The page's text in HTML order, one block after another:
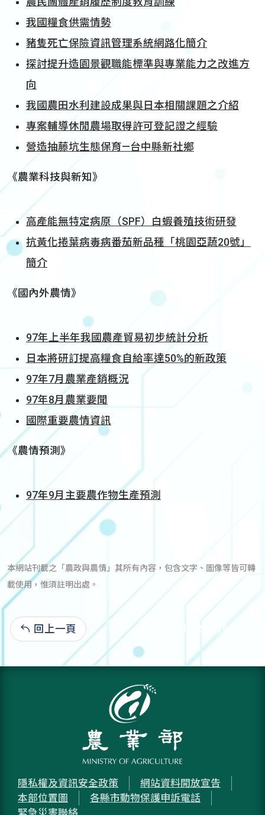
我國糧食供需情勢
豬隻死亡保險資訊管理系統網路化簡介
探討提升造園景觀職能標準與專業能力之改進方
向
我國農田水利建設成果與日本相關課題之介紹
專案輔導休閒農場取得許可登記證之經驗
營造抽藤坑生態保育—台中縣新社鄉
《農業科技與新知》
高產能無特定病原（SPF）白蝦養殖技術研發
抗黃化捲葉病毒病番茄新品種「桃園亞蔬20號」
簡介
《國內外農情》
97年上半年我國農產貿易初步統計分析
日本將研訂提高糧食自給率達50%的新政策
97年7月農業產銷概況
97年8月農業要聞
國際重要農情資訊
《農情預測》
97年9月主要農作物生產預測
本網站刊載之「農政與農情」其所有內容，包含文字、圖像等皆可轉
載使用，惟須註明出處。
回上一頁 97-09-18:22,219
隱私權及資訊安全政策
網站資料開放宣告
本部位置圖
各縣市動物保護申訴電話